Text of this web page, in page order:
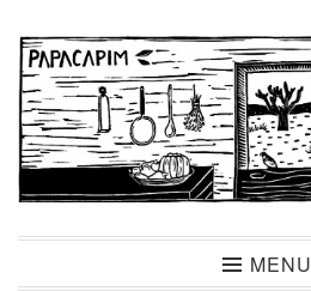
para
conteúdo
PapacapimMENU